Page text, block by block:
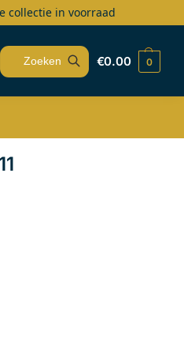
collectie in voorraad
€0.00 0